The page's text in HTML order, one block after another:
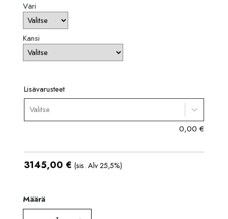
Väri
Kansi
Lisävarusteet
Valitse
0,00 €
3145,00 € (sis. Alv 25,5%)
Määrä
Määrä